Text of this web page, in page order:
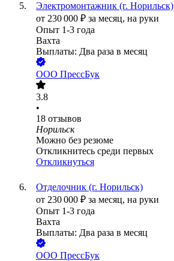
Электромонтажник (г. Норильск)
от 230 000 ₽ за месяц, на руки
Опыт 1-3 года
Вахта
Выплаты: Два раза в месяц
ООО ПрессБук
3.8
•
18 отзывов
Норильск
Можно без резюме
Откликнитесь среди первых
Откликнуться
Отделочник (г. Норильск)
от 230 000 ₽ за месяц, на руки
Опыт 1-3 года
Вахта
Выплаты: Два раза в месяц
ООО ПрессБук